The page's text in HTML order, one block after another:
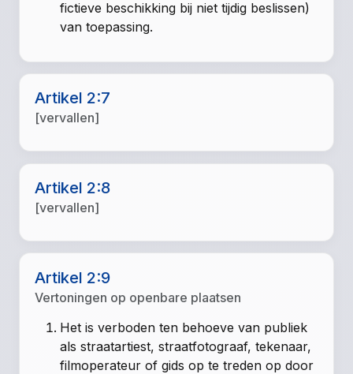
fictieve beschikking bij niet tijdig beslissen)
van toepassing.
Artikel 2:7
[vervallen]
Artikel 2:8
[vervallen]
Artikel 2:9
Vertoningen op openbare plaatsen
Het is verboden ten behoeve van publiek
als straatartiest, straatfotograaf, tekenaar,
filmoperateur of gids op te treden op door